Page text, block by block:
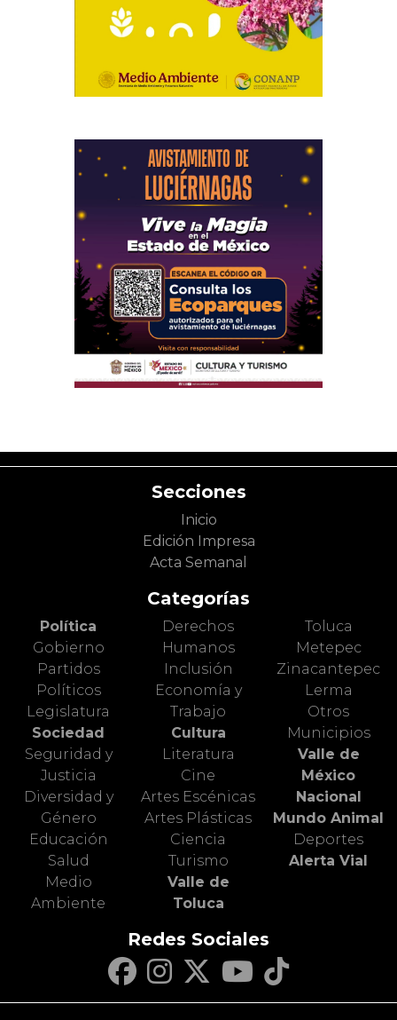
Secciones
Inicio
Edición Impresa
Acta Semanal
Categorías
Política
Gobierno
Partidos
Políticos
Legislatura
Sociedad
Seguridad y
Justicia
Diversidad y
Género
Educación
Salud
Medio
Ambiente
Derechos
Humanos
Inclusión
Economía y
Trabajo
Cultura
Literatura
Cine
Artes Escénicas
Artes Plásticas
Ciencia
Turismo
Valle de
Toluca
Toluca
Metepec
Zinacantepec
Lerma
Otros
Municipios
Valle de
México
Nacional
Mundo Animal
Deportes
Alerta Vial
Redes Sociales